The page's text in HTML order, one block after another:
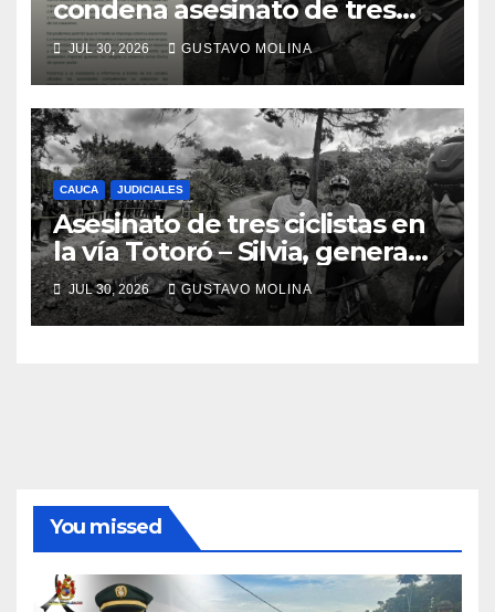
condena asesinato de tres
ciudadanos y exige medidas
urgentes al Gobierno
Nacional
JUL 30, 2026 GUSTAVO MOLINA
CAUCA JUDICIALES
Asesinato de tres ciclistas en
la vía Totoró – Silvia, genera
consternación en el Cauca
JUL 30, 2026 GUSTAVO MOLINA
You missed